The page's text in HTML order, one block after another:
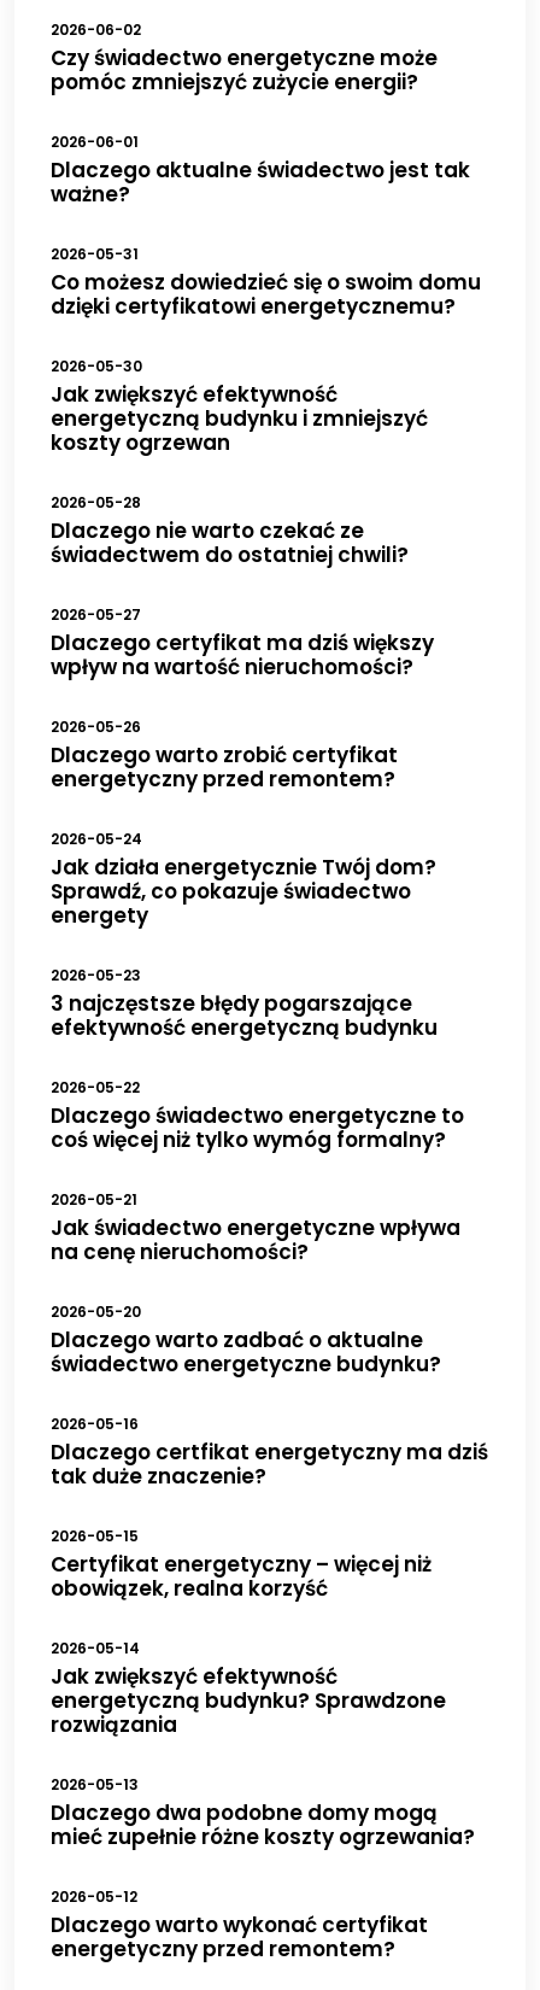
2026-06-02
Czy świadectwo energetyczne może
pomóc zmniejszyć zużycie energii?
2026-06-01
Dlaczego aktualne świadectwo jest tak
ważne?
2026-05-31
Co możesz dowiedzieć się o swoim domu
dzięki certyfikatowi energetycznemu?
2026-05-30
Jak zwiększyć efektywność
energetyczną budynku i zmniejszyć
koszty ogrzewan
2026-05-28
Dlaczego nie warto czekać ze
świadectwem do ostatniej chwili?
2026-05-27
Dlaczego certyfikat ma dziś większy
wpływ na wartość nieruchomości?
2026-05-26
Dlaczego warto zrobić certyfikat
energetyczny przed remontem?
2026-05-24
Jak działa energetycznie Twój dom?
Sprawdź, co pokazuje świadectwo
energety
2026-05-23
3 najczęstsze błędy pogarszające
efektywność energetyczną budynku
2026-05-22
Dlaczego świadectwo energetyczne to
coś więcej niż tylko wymóg formalny?
2026-05-21
Jak świadectwo energetyczne wpływa
na cenę nieruchomości?
2026-05-20
Dlaczego warto zadbać o aktualne
świadectwo energetyczne budynku?
2026-05-16
Dlaczego certfikat energetyczny ma dziś
tak duże znaczenie?
2026-05-15
Certyfikat energetyczny – więcej niż
obowiązek, realna korzyść
2026-05-14
Jak zwiększyć efektywność
energetyczną budynku? Sprawdzone
rozwiązania
2026-05-13
Dlaczego dwa podobne domy mogą
mieć zupełnie różne koszty ogrzewania?
2026-05-12
Dlaczego warto wykonać certyfikat
energetyczny przed remontem?